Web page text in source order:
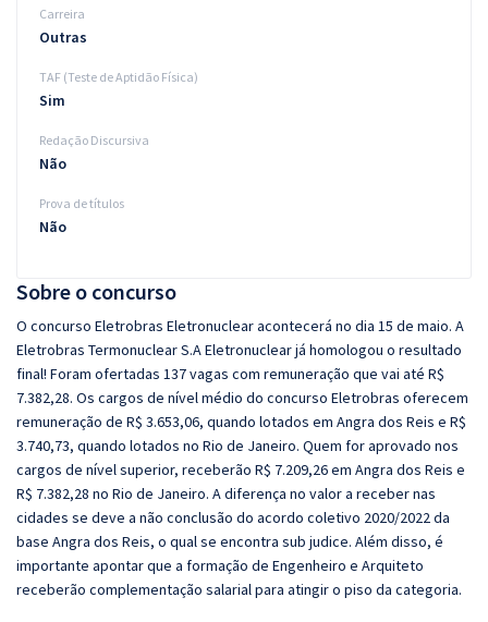
Sobre o concurso
O concurso Eletrobras Eletronuclear acontecerá no dia 15 de maio. A
Eletrobras Termonuclear S.A Eletronuclear já homologou o resultado
final! Foram ofertadas 137 vagas com remuneração que vai até R$
7.382,28. Os cargos de nível médio do concurso Eletrobras oferecem
remuneração de R$ 3.653,06, quando lotados em Angra dos Reis e R$
3.740,73, quando lotados no Rio de Janeiro. Quem for aprovado nos
cargos de nível superior, receberão R$ 7.209,26 em Angra dos Reis e
R$ 7.382,28 no Rio de Janeiro. A diferença no valor a receber nas
cidades se deve a não conclusão do acordo coletivo 2020/2022 da
base Angra dos Reis, o qual se encontra sub judice. Além disso, é
importante apontar que a formação de Engenheiro e Arquiteto
receberão complementação salarial para atingir o piso da categoria.
Carreira
Outras
TAF (Teste de Aptidão Física)
Sim
Redação Discursiva
Não
Prova de títulos
Não